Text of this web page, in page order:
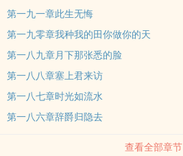
第一九一章此生无悔
第一九零章我种我的田你做你的天
第一八九章月下那张悉的脸
第一八八章塞上君来访
第一八七章时光如流水
第一八六章辞爵归隐去
查看全部章节